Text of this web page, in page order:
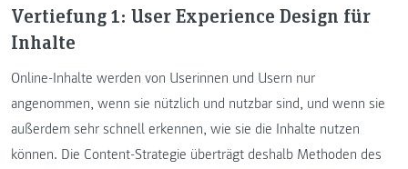
Vertiefung 1: User Experience Design für
Inhalte
Online-Inhalte werden von Userinnen und Usern nur
angenommen, wenn sie nützlich und nutzbar sind, und wenn sie
außerdem sehr schnell erkennen, wie sie die Inhalte nutzen
können. Die Content-Strategie überträgt deshalb Methoden des